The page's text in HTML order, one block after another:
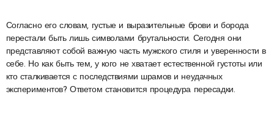
Согласно его словам, густые и выразительные брови и борода
перестали быть лишь символами брутальности. Сегодня они
представляют собой важную часть мужского стиля и уверенности в
себе. Но как быть тем, у кого не хватает естественной густоты или
кто сталкивается с последствиями шрамов и неудачных
экспериментов? Ответом становится процедура пересадки.